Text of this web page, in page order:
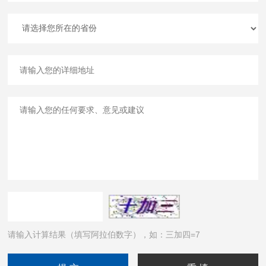
请输入计算结果（填写阿拉伯数字），如：三加四=7